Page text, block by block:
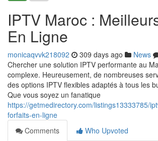
IPTV Maroc :
En Ligne
monicaqvvk218092 309 days ago News
Chercher une solution IPTV performante au
complexe. Heureusement, de nombreuses
des options IPTV flexibles adaptés à tous les
Que vous soyez un fanatique
https://getmedirectory.com/listings13333785/
forfaits-en-ligne
Comments
Who Upvoted